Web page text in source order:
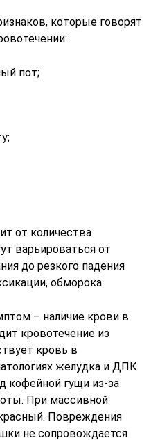
которые говорят
пот;
от количества
варьироваться от
до резкого падения
обморока.
– наличие крови в
кровотечение из
кровь в
желудка и ДПК
гущи из-за
При массивной
Повреждения
не сопровождается